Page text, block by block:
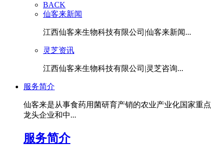
BACK
仙客来新闻
江西仙客来生物科技有限公司|仙客来新闻...
灵芝资讯
江西仙客来生物科技有限公司|灵芝咨询...
服务简介
仙客来是从事食药用菌研育产销的农业产业化国家重点
龙头企业和中...
服务简介